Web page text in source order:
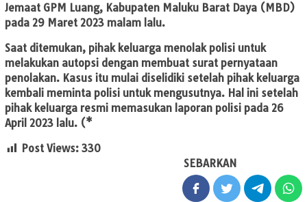
Jemaat GPM Luang, Kabupaten Maluku Barat Daya (MBD)
pada 29 Maret 2023 malam lalu.
Saat ditemukan, pihak keluarga menolak polisi untuk
melakukan autopsi dengan membuat surat pernyataan
penolakan. Kasus itu mulai diselidiki setelah pihak keluarga
kembali meminta polisi untuk mengusutnya. Hal ini setelah
pihak keluarga resmi memasukan laporan polisi pada 26
April 2023 lalu. (*
Post Views: 330
SEBARKAN